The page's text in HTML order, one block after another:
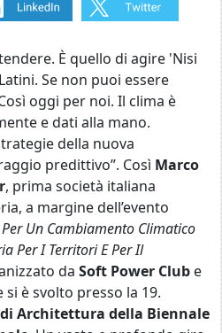
È quello di agire 'Nisi
Se non puoi essere
oggi per noi. Il clima è
e dati alla mano.
della nuova
predittivo”. Così Marco
, prima società italiana
a margine dell’evento
Un Cambiamento Climatico
Per I Territori E Per Il
da Soft Power Club e
si è svolto presso la 19.
Architettura della Biennale